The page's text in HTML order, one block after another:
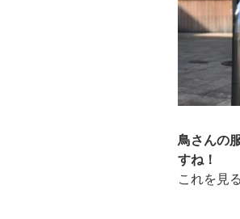
鳥さんの
すね！
これを見